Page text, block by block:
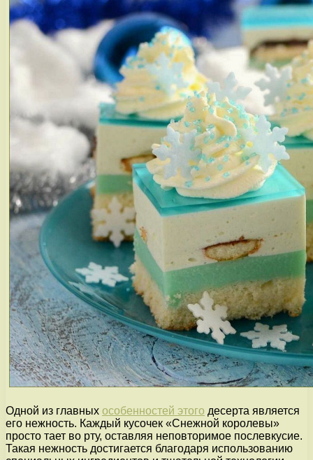
Одной из главных особенностей этого десерта является
его нежность. Каждый кусочек «Снежной королевы»
просто тает во рту, оставляя неповторимое послевкусие.
Такая нежность достигается благодаря использованию